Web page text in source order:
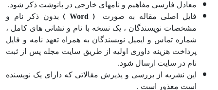
معادل فارسی مفاهیم و نام­های خارجی در پانوشت ذکر شود.
فایل اصلی مقاله به صورت
(
Word
) بدون ذکر نام و
مشخصات نویسندگان ، یک نسخه با نام و نشانی های کامل ،
شماره تماس و ایمیل نویسندگان به همراه تعهد نامه و فایل
پرداخت هزینه داوری اولیه از طریق سایت مجله پس از ثبت
نام در سایت ارسال شود.
این نشریه از بررسی و پذیرش مقالاتی که دارای یک نویسنده
است معذور است .